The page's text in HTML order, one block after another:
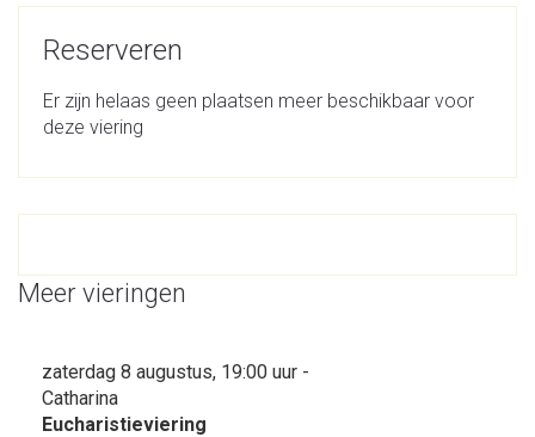
Reserveren
Er zijn helaas geen plaatsen meer beschikbaar voor
deze viering
Meer vieringen
zaterdag 8 augustus, 19:00 uur -
Catharina
Eucharistieviering